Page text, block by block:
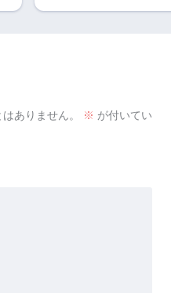
ありません。 ※ が付いてい